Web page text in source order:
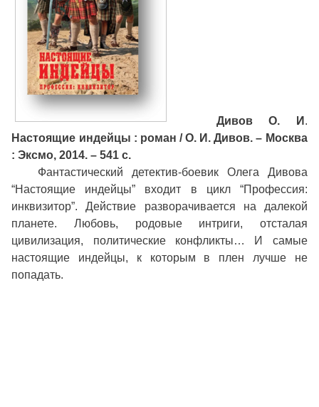
Дивов О. И .
Настоящие индейцы : роман / О. И. Дивов. – Москва
: Эксмо, 2014. – 541 с.
Фантастический детектив-боевик Олега Дивова
“Настоящие индейцы” входит в цикл “Профессия:
инквизитор”. Действие разворачивается на далекой
планете. Любовь, родовые интриги, отсталая
цивилизация, политические конфликты… И самые
настоящие индейцы, к которым в плен лучше не
попадать.